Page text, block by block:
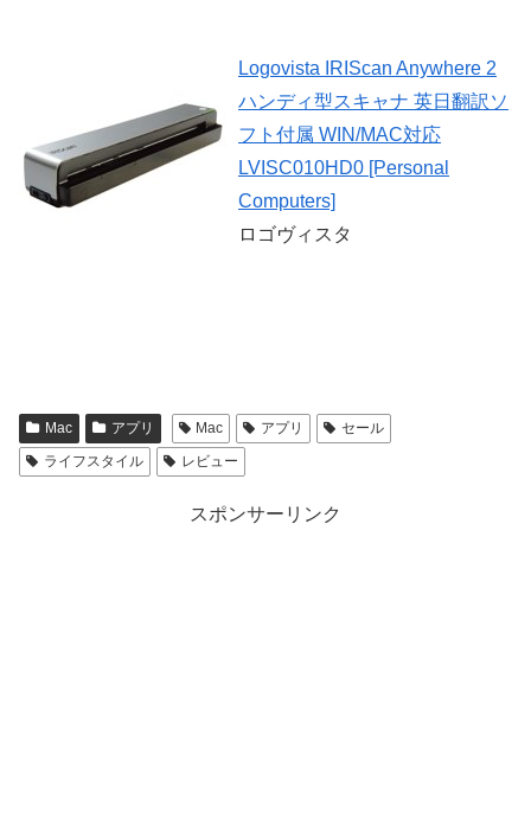
Logovista IRIScan Anywhere 2
ハンディ型スキャナ 英日翻訳ソ
フト付属 WIN/MAC対応
LVISC010HD0 [Personal
Computers]
ロゴヴィスタ
Mac アプリ Mac アプリ
セール
ライフスタイル
レビュー
スポンサーリンク